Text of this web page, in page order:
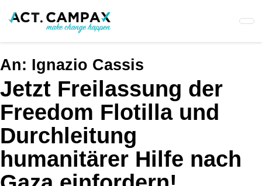
An: Ignazio Cassis
Jetzt Freilassung der
Freedom Flotilla und
Durchleitung
humanitärer Hilfe nach